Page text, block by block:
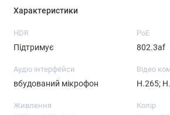
Характеристики
HDR
Підтримує
PoE
802.3af
Аудіо інтерфейси
вбудований мікрофон
Відео
H.265;
Живлення Колір